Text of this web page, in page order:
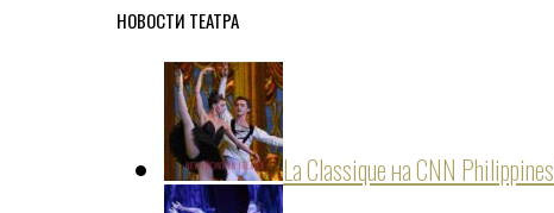
НОВОСТИ ТЕАТРА
La Classique на CNN Philippines